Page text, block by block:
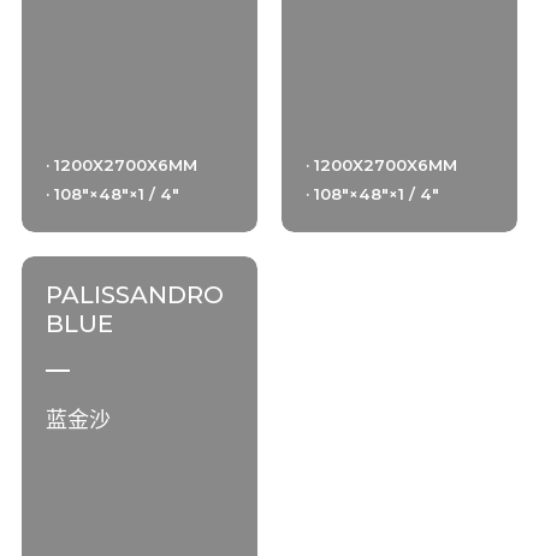
· 1200X2700X6MM
· 108"×48"×1 / 4"
· 1200X2700X6MM
· 108"×48"×1 / 4"
PALISSANDRO
BLUE
蓝金沙